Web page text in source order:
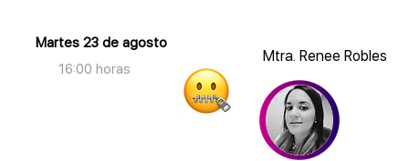
Martes 23 de agosto
16:00 horas
Mtra. Renee Robles